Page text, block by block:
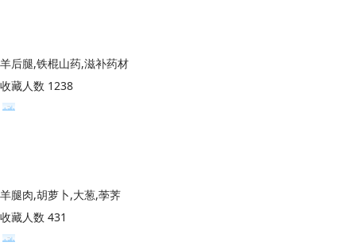
羊后腿,铁棍山药,滋补药材
收藏人数 1238
羊腿肉,胡萝卜,大葱,荸荠
收藏人数 431